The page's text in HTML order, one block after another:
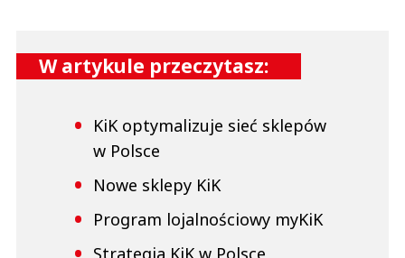
W artykule przeczytasz:
KiK optymalizuje sieć sklepów
w Polsce
Nowe sklepy KiK
Program lojalnościowy myKiK
Strategia KiK w Polsce